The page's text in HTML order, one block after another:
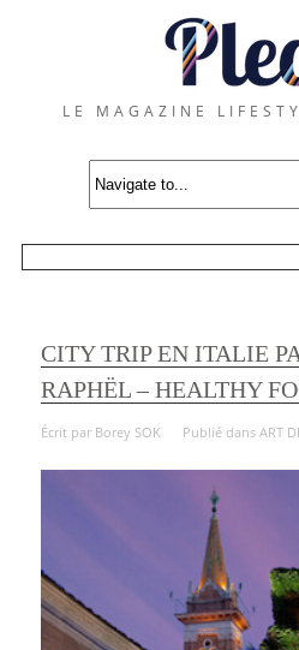
LE MAGAZINE
CITY TRIP EN ITALIE
RAPHËL – HEALTHY
Écrit par Borey SOK Publié dans ART